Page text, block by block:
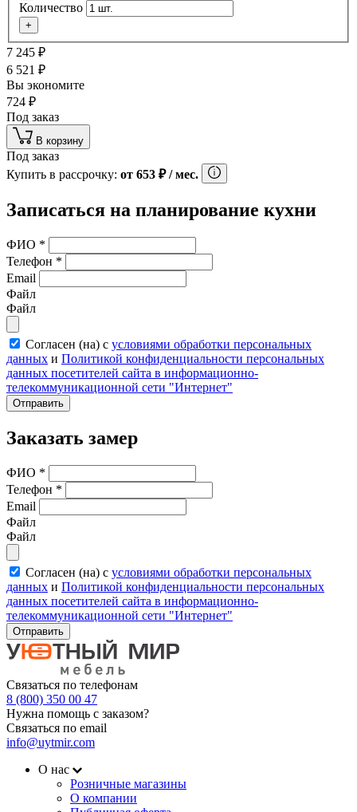
Количество
+
7 245 ₽
6 521 ₽
Вы экономите
724 ₽
Под заказ
В корзину
Под заказ
Купить в рассрочку: от 653 ₽/ мес.
Записаться на планирование кухни
ФИО *
Телефон *
Email
Файл
Файл
Согласен (на) с условиями обработки персональных
данных и Политикой конфиденциальности персональных
данных посетителей сайта в информационно-
телекоммуникационной сети "Интернет"
Отправить
Заказать замер
ФИО *
Телефон *
Email
Файл
Файл
Согласен (на) с условиями обработки персональных
данных и Политикой конфиденциальности персональных
данных посетителей сайта в информационно-
телекоммуникационной сети "Интернет"
Отправить
Связаться по телефонам
8 (800) 350 00 47
Нужна помощь с заказом?
Связаться по email
info@uytmir.com
О нас
Розничные магазины
О компании